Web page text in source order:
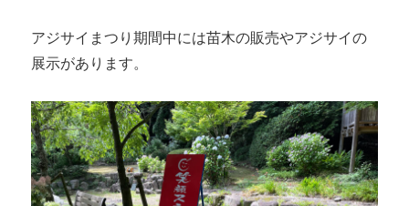
アジサイまつり期間中には苗木の販売やアジサイの
展示があります。